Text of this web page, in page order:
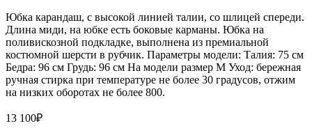
Юбка карандаш, с высокой линией талии, со шлицей спереди.
Длина миди, на юбке есть боковые карманы. Юбка на
поливискозной подкладке, выполнена из премиальной
костюмной шерсти в рубчик. Параметры модели: Талия: 75 см
Бедра: 96 см Грудь: 96 см На модели размер M Уход: бережная
ручная стирка при температуре не более 30 градусов, отжим
на низких оборотах не более 800.
13 100₽